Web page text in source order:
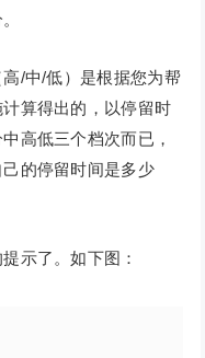
/中/低）是根据您为帮
算得出的，以停留时
高低三个档次而已，
的停留时间是多少
示了。如下图：